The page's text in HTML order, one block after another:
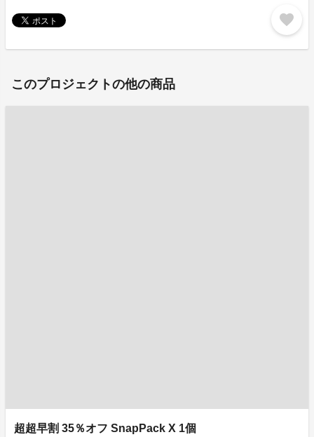
favorite
このプロジェクトの他の商品
超超早割 35％オフ SnapPack X 1個